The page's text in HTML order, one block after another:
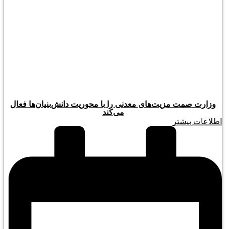
وزارت صمت مزیت‌های معدنی را با محوریت دانش‌بنیان‌ها فعال
می‌کند
اطلاعات بیشتر